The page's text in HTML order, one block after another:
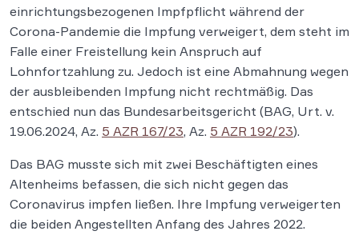
einrichtungsbezogenen Impfpflicht während der
Corona-Pandemie die Impfung verweigert, dem steht im
Falle einer Freistellung kein Anspruch auf
Lohnfortzahlung zu. Jedoch ist eine Abmahnung wegen
der ausbleibenden Impfung nicht rechtmäßig. Das
entschied nun das Bundesarbeitsgericht (BAG, Urt. v.
19.06.2024, Az. 5 AZR 167/23, Az. 5 AZR 192/23).
Das BAG musste sich mit zwei Beschäftigten eines
Altenheims befassen, die sich nicht gegen das
Coronavirus impfen ließen. Ihre Impfung verweigerten
die beiden Angestellten Anfang des Jahres 2022.